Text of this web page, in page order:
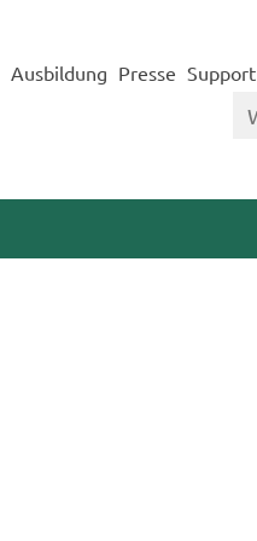
Ausbildung Presse Support